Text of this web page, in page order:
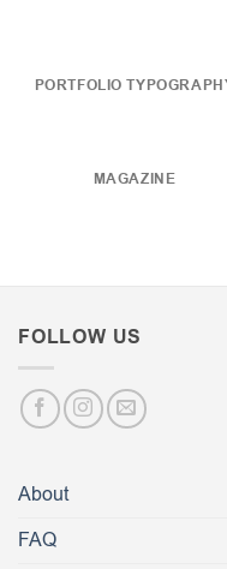
PORTFOLIO
MAGAZINE
FOLLOW US
About
FAQ